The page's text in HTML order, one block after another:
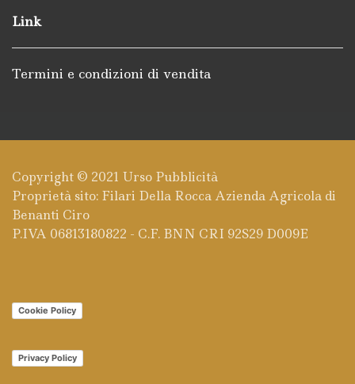
Link
Termini e condizioni di vendita
Copyright © 2021 Urso Pubblicità
Proprietà sito: Filari Della Rocca Azienda Agricola di
Benanti Ciro
P.IVA 06813180822 - C.F. BNN CRI 92S29 D009E
Cookie Policy
Privacy Policy